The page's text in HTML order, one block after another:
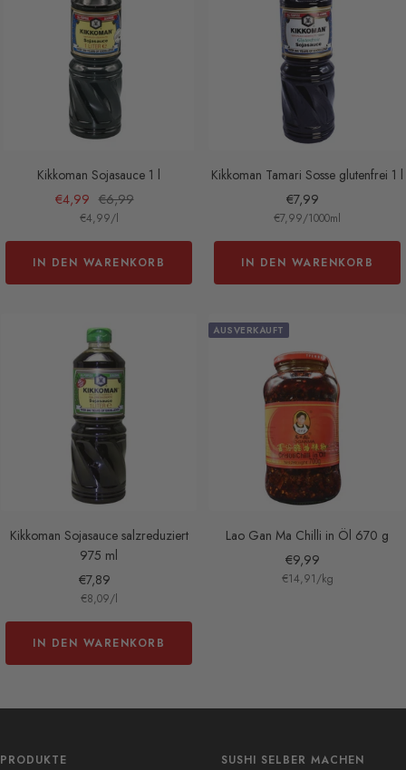
Kikkoman Sojasauce 1 l
Angebotspreis
€4,99 Regulärer
Preis
€6,99
€4,99/l
IN DEN WARENKORB
Kikkoman Tamari Sosse glutenfrei 1 l
Angebotspreis
€7,99
€7,99/1000ml
IN DEN WARENKORB
Kikkoman Sojasauce salzreduziert
975 ml
Angebotspreis
€7,89
€8,09/l
IN DEN WARENKORB
AUSVERKAUFT
Lao Gan Ma Chilli in Öl 670 g
Angebotspreis
€9,99
€14,91/kg
PRODUKTE SUSHI SELBER MACHEN